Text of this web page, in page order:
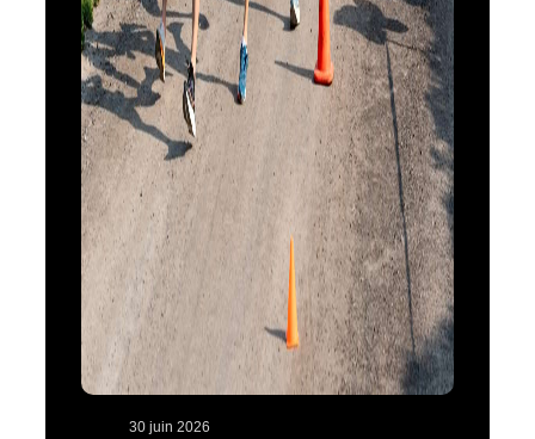
30 juin 2026